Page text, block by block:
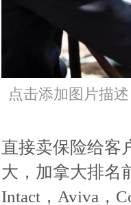
点击添加图片描述
直接卖保险给客
大，加拿大排名
Intact，Aviva，